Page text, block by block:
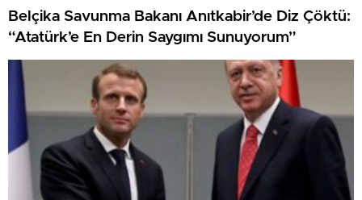
Belçika Savunma Bakanı Anıtkabir’de Diz Çöktü:
“Atatürk’e En Derin Saygımı Sunuyorum”